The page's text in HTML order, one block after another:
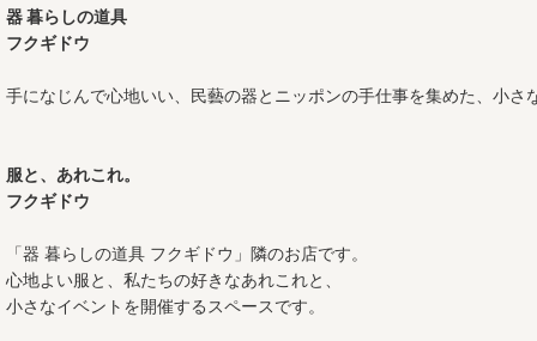
豆皿
五寸皿
七寸皿
器 暮らしの道具
フクギドウ
手になじんで心地いい、民藝の器とニッポンの手仕事を集めた、小さ
服と、あれこれ。
フクギドウ
「器 暮らしの道具 フクギドウ」隣のお店です。
心地よい服と、私たちの好きなあれこれと、
小さなイベントを開催するスペースです。